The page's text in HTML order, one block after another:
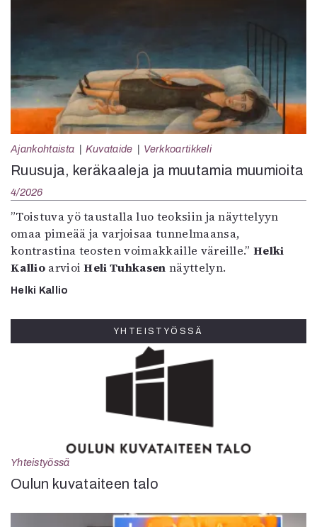
Ajankohtaista Kuvataide Verkkoartikkeli
Ruusuja, keräkaaleja ja muutamia muumioita
4/2026
”Toistuva yö taustalla luo teoksiin ja näyttelyyn
omaa pimeää ja varjoisaa tunnelmaansa,
kontrastina teosten voimakkaille väreille.”Helki
KallioarvioiHeli Tuhkasen näyttelyn.
Helki Kallio
YHTEISTYÖSSÄ
Yhteistyössä
Oulun kuvataiteen talo